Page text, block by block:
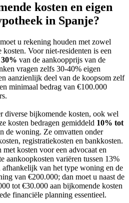
kosten en eigen
in Spanje?
u rekening houden met zowel
Voor niet-residenten is een
van de aankoopprijs van de
vragen zelfs 30-40% eigen
aanzienlijk deel van de koopsom zelf
minimaal bedrag van €100.000
diverse bijkomende kosten, ook wel
kosten bedragen gemiddeld 10% tot
de woning. Ze omvatten onder
registratiekosten en bankkosten.
kosten voor een advocaat en
aankoopkosten variëren tussen 13%
van het type woning en de
van €200.000; dan moet u naast de
tot €30.000 aan bijkomende kosten
financiële planning essentieel.